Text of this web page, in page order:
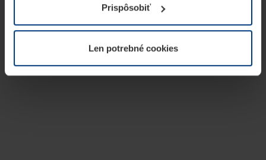
potrebujeme Vaše povolenie. Vaše povolenie môžete
kedykoľvek zmeniť alebo odvolať vo vysvetlení cookie
našej webovej stránky.
Prispôsobiť
Len potrebné cookies